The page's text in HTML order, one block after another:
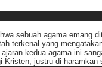
sebuah agama emang
terkenal yang
kedua agama ini
Kristen, justru di